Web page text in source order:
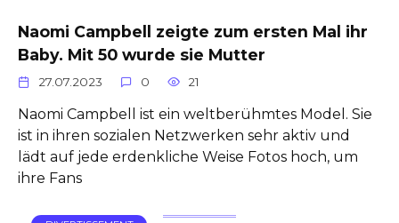
Naomi Campbell zeigte zum ersten Mal ihr
Baby. Mit 50 wurde sie Mutter
27.07.2023 0 21
Naomi Campbell ist ein weltberühmtes Model. Sie
ist in ihren sozialen Netzwerken sehr aktiv und
lädt auf jede erdenkliche Weise Fotos hoch, um
ihre Fans